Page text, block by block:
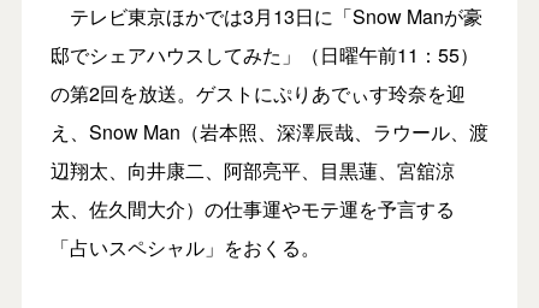
テレビ東京ほかでは3月13日に「Snow Manが豪
邸でシェアハウスしてみた」（日曜午前11：55）
の第2回を放送。ゲストにぷりあでぃす玲奈を迎
え、Snow Man（岩本照、深澤辰哉、ラウール、渡
辺翔太、向井康二、阿部亮平、目黒蓮、宮舘涼
太、佐久間大介）の仕事運やモテ運を予⾔する
「占いスペシャル」をおくる。